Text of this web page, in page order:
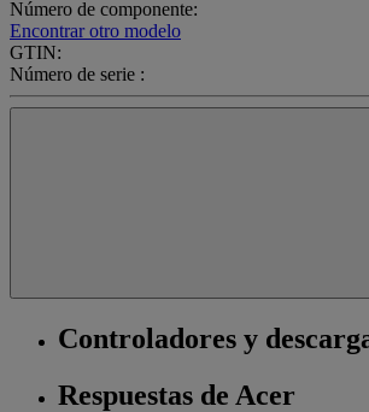
Número de componente:
Encontrar otro modelo
GTIN:
Número de serie :
Controladores y
Respuestas de Acer